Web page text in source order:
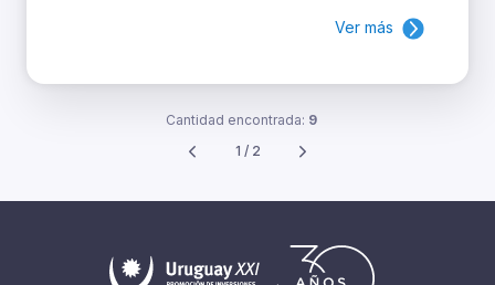
Ver más
Cantidad encontrada: 9
1 / 2